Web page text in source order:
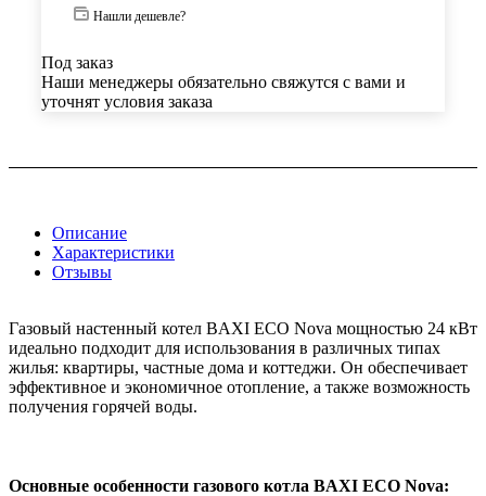
Нашли дешевле?
Под заказ
Наши менеджеры обязательно свяжутся с вами и
уточнят условия заказа
Описание
Характеристики
Отзывы
Газовый настенный котел BAXI ECO Nova мощностью 24 кВт
идеально подходит для использования в различных типах
жилья: квартиры, частные дома и коттеджи. Он обеспечивает
эффективное и экономичное отопление, а также возможность
получения горячей воды.
Основные особенности газового котла BAXI ECO Nova: